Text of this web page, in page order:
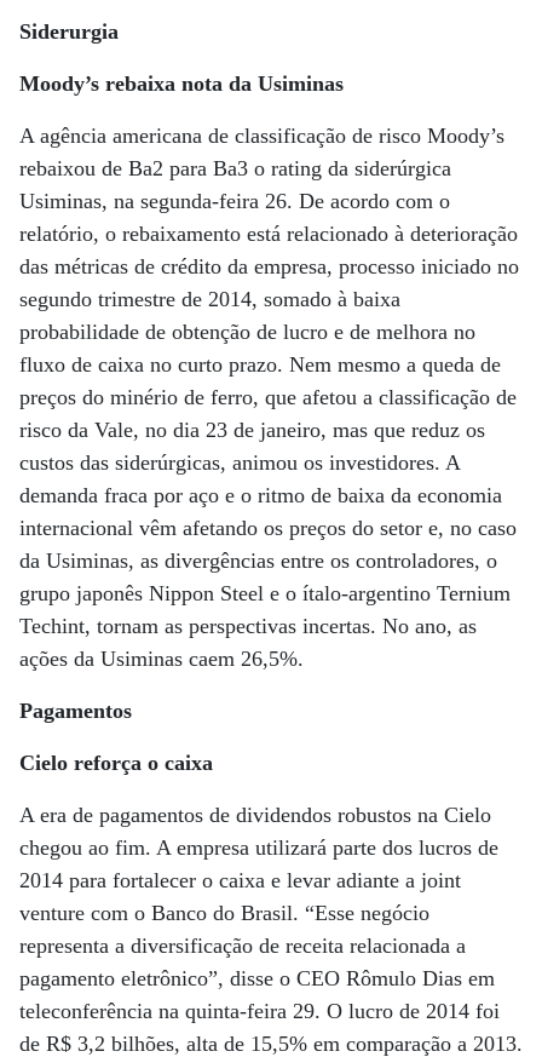
Siderurgia
Moody’s rebaixa nota da Usiminas
A agência americana de classificação de risco Moody’s
rebaixou de Ba2 para Ba3 o rating da siderúrgica
Usiminas, na segunda-feira 26. De acordo com o
relatório, o rebaixamento está relacionado à deterioração
das métricas de crédito da empresa, processo iniciado no
segundo trimestre de 2014, somado à baixa
probabilidade de obtenção de lucro e de melhora no
fluxo de caixa no curto prazo. Nem mesmo a queda de
preços do minério de ferro, que afetou a classificação de
risco da Vale, no dia 23 de janeiro, mas que reduz os
custos das siderúrgicas, animou os investidores. A
demanda fraca por aço e o ritmo de baixa da economia
internacional vêm afetando os preços do setor e, no caso
da Usiminas, as divergências entre os controladores, o
grupo japonês Nippon Steel e o ítalo-argentino Ternium
Techint, tornam as perspectivas incertas. No ano, as
ações da Usiminas caem 26,5%.
Pagamentos
Cielo reforça o caixa
A era de pagamentos de dividendos robustos na Cielo
chegou ao fim. A empresa utilizará parte dos lucros de
2014 para fortalecer o caixa e levar adiante a joint
venture com o Banco do Brasil. “Esse negócio
representa a diversificação de receita relacionada a
pagamento eletrônico”, disse o CEO Rômulo Dias em
teleconferência na quinta-feira 29. O lucro de 2014 foi
de R$ 3,2 bilhões, alta de 15,5% em comparação a 2013.